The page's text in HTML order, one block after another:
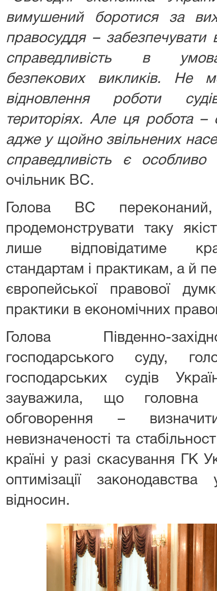
вимушений боротися за
правосуддя – забезпечувати
справедливість в
безпекових викликів. Не
відновлення роботи
територіях. Але ця робота
адже у щойно звільнених
справедливість є особливо
очільник ВС.
Голова ВС
продемонструвати таку
лише відповідатиме
стандартам і практикам, а й
європейської правової
практики в економічних
Голова Південно-
господарського суду,
господарських судів
зауважила, що головна
обговорення –
невизначеності та
країні у разі скасування ГК
оптимізації
відносин.